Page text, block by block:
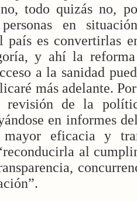
todo quizás no,
en
país es convertirlas
y ahí la
a la sanidad
más adelante.
revisión de la
en informes
eficacia y
al